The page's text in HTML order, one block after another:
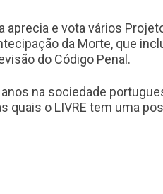
aprecia e vota vários
da Morte, que
do Código Penal.
na sociedade
o LIVRE tem uma